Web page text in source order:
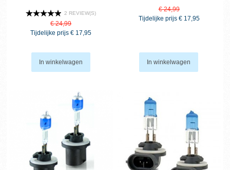
2 REVIEW(S)
€ 24,99
Tijdelijke prijs € 17,95
In winkelwagen
€ 24,99
Tijdelijke prijs € 17,95
In winkelwagen